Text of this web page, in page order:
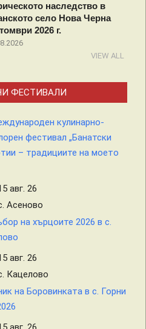
наследство в
село Нова Черна
2026 г.
VIEW ALL
ФЕСТИВАЛИ
кулинарно-
фестивал „Банатски
– традициите на моето
авг. 26
Асеново
на хърцоите 2026 в с.
авг. 26
Кацелово
на Боровинката в с. Горни